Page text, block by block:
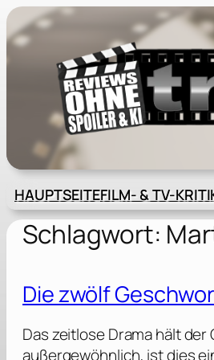
Zum
Inhalt
springen
HAUPTSEITEFILM- & TV-
Schlagwort:
Die zwölf
Das zeitlose Drama hält
außergewöhnlich, ist dies